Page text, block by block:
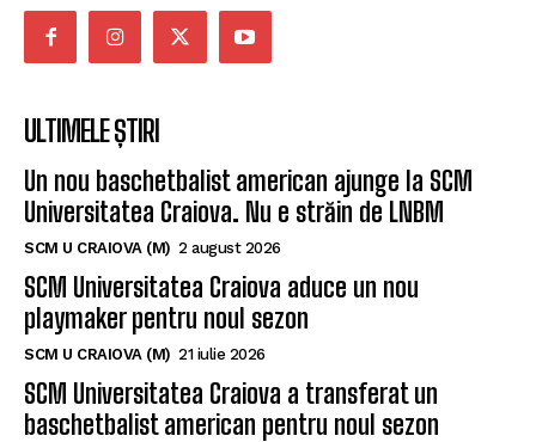
ULTIMELE ȘTIRI
Un nou baschetbalist american ajunge la SCM
Universitatea Craiova. Nu e străin de LNBM
SCM U CRAIOVA (M) 2 august 2026
SCM Universitatea Craiova aduce un nou
playmaker pentru noul sezon
SCM U CRAIOVA (M) 21 iulie 2026
SCM Universitatea Craiova a transferat un
baschetbalist american pentru noul sezon